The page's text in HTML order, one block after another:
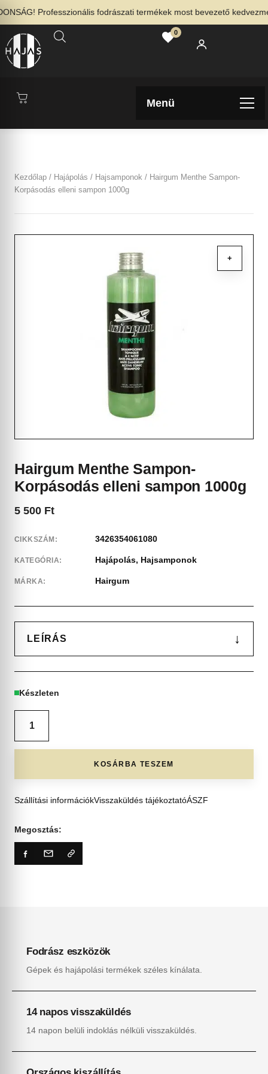
Professzionális fodrászati termékek most bevezető
0
Menü
Kezdőlap / Hajápolás / Hajsamponok / Hairgum Menthe Sampon-
Korpásodás elleni sampon 1000g
+
Hairgum Menthe Sampon-
Korpásodás elleni sampon 1000g
5 500 Ft
CIKKSZÁM: 3426354061080
KATEGÓRIA: Hajápolás, Hajsamponok
MÁRKA: Hairgum
LEÍRÁS ↓
Készleten
KOSÁRBA TESZEM
Szállítási információkVisszaküldés tájékoztatóÁSZF
Megosztás:
Fodrász eszközök
Gépek és hajápolási termékek széles kínálata.
14 napos visszaküldés
14 napon belüli indoklás nélküli visszaküldés.